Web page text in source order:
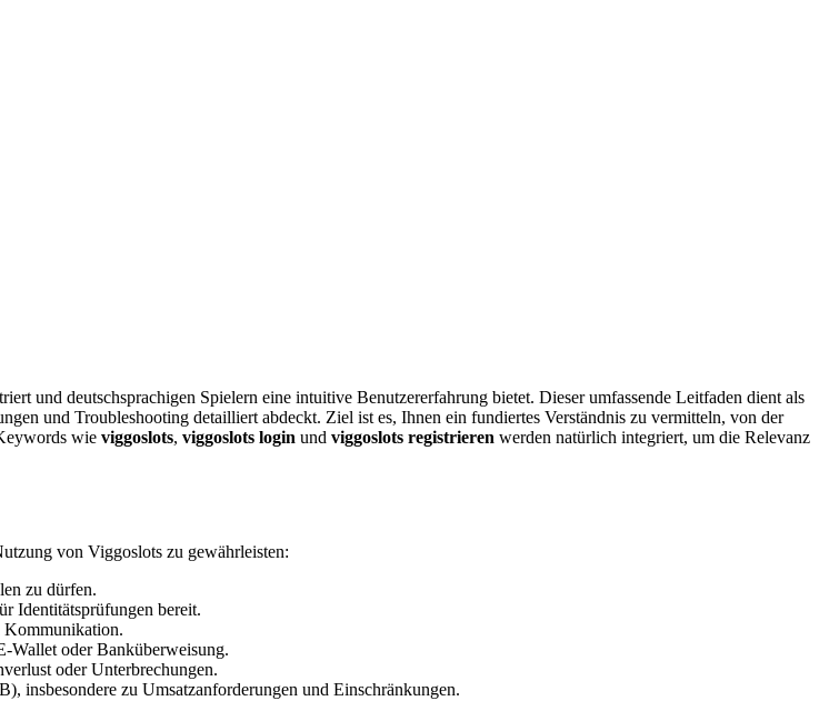
und deutschsprachigen Spielern eine intuitive Benutzererfahrung bietet. Dieser umfassende Leitfaden dient als
und Troubleshooting detailliert abdeckt. Ziel ist es, Ihnen ein fundiertes Verständnis zu vermitteln, von der
wie viggoslots, viggoslots login und viggoslots registrieren werden natürlich integriert, um die Relevanz
von Viggoslots zu gewährleisten:
zu dürfen.
Identitätsprüfungen bereit.
Kommunikation.
Wallet oder Banküberweisung.
oder Unterbrechungen.
insbesondere zu Umsatzanforderungen und Einschränkungen.